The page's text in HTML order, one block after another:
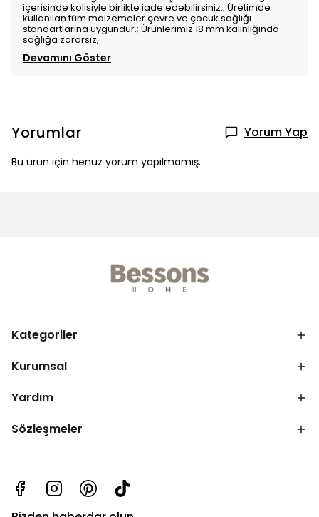
içerisinde kolisiyle birlikte iade edebilirsiniz.; Üretimde
kullanılan tüm malzemeler çevre ve çocuk sağlığı
standartlarına uygundur.; Ürünlerimiz 18 mm kalınlığında
sağlığa zararsız,
Devamını Göster
Yorumlar Yorum Yap
Bu ürün için henüz yorum yapılmamış.
Kategoriler
Kurumsal
Yardım
Sözleşmeler